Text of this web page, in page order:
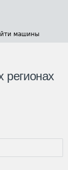
машины
регионах